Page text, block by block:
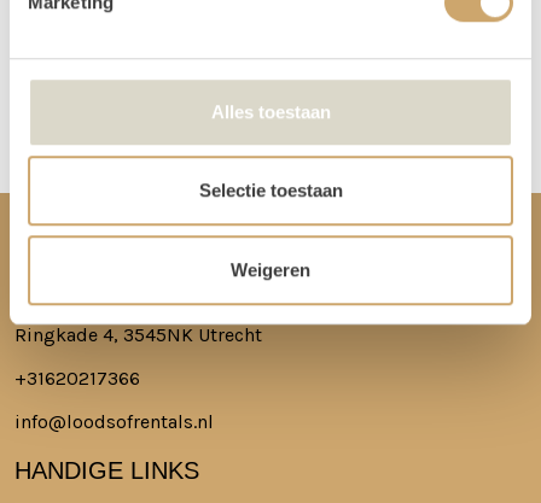
Alles toestaan
Selectie toestaan
Weigeren
Meer lezen over hoe het in zijn werk gaat?
of vlekken. We doen ons best de items zo netjes mogelijk bij je af te leveren.
CONTACT
Ringkade 4, 3545NK Utrecht
+31620217366
info@loodsofrentals.nl
HANDIGE LINKS